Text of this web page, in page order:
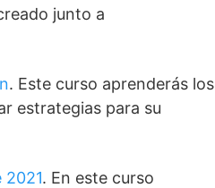
junto a
. Este curso aprenderás los
estrategias para su
. En este curso